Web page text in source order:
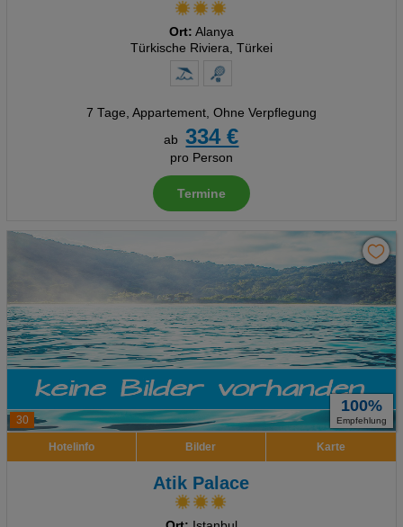
Ort: Alanya
Türkische Riviera, Türkei
7 Tage, Appartement, Ohne Verpflegung
ab
334 €
pro Person
Termine
30
100%
Empfehlung
Hotelinfo Bilder Karte
Atik Palace